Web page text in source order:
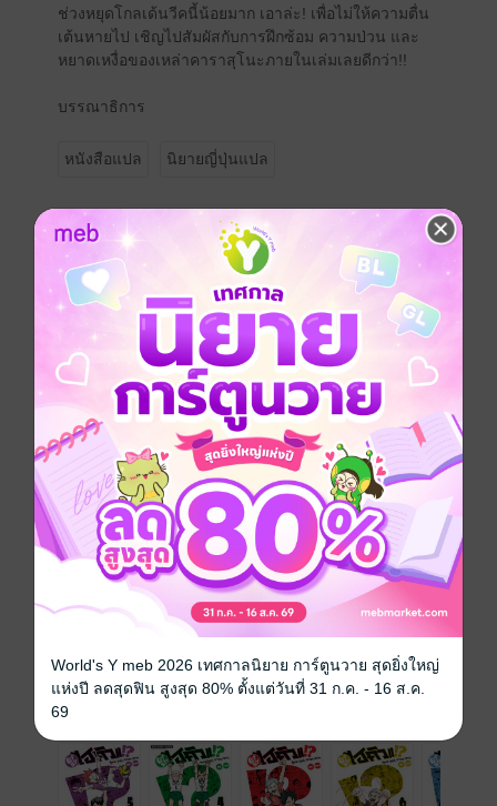
ช่วงหยุดโกลเด้นวีคนี้น้อยมาก เอาล่ะ! เพื่อไม่ให้ความตื่น
เต้นหายไป เชิญไปสัมผัสกับการฝึกซ้อม ความป่วน และ
หยาดเหงื่อของเหล่าคาราสุโนะภายในเล่มเลยดีกว่า!!
บรรณาธิการ
หนังสือแปล นิยายญี่ปุ่นแปล
ซีรีส์ HAIKYU ไฮคิว คู่ตบฟ้าประทาน (ฉบับนิยาย)
ประเภทไฟล์
วันที่วางขาย 11 มิถุนายน 2567
ความยาว 201 หน้า
ราคาปก 190 บาท (ประหยัด 5%)
เล่มอื่นๆ ในซีรีส์ ดูทั้งหมด
เรื่องที่คุณน่าจะสนใจ
World's Y meb 2026 เทศกาลนิยาย การ์ตูนวาย สุดยิ่งใหญ่
แห่งปี ลดสุดฟิน สูงสุด 80% ตั้งแต่วันที่ 31 ก.ค. - 16 ส.ค.
69